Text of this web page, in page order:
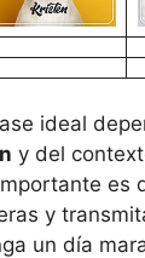
ideal
y del
es
y
un día